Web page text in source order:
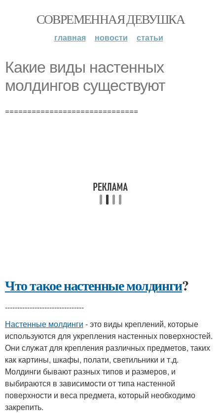
СОВРЕМЕННАЯ ДЕВУШКА
главная новости статьи
Какие виды настенных
молдингов существуют
==============================
Что такое настенные молдинги?
--------------------------------
Настенные молдинги - это виды креплений, которые
используются для укрепления настенных поверхностей.
Они служат для крепления различных предметов, таких
как картины, шкафы, полати, светильники и т.д.
Молдинги бывают разных типов и размеров, и
выбираются в зависимости от типа настенной
поверхности и веса предмета, который необходимо
закрепить.